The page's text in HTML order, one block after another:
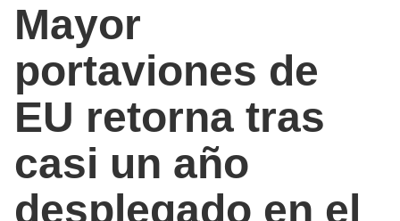
Mayor
portaviones de
EU retorna tras
casi un año
desplegado en el